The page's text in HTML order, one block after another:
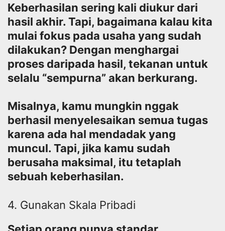
Keberhasilan sering kali diukur dari
hasil akhir. Tapi, bagaimana kalau kita
mulai fokus pada usaha yang sudah
dilakukan? Dengan menghargai
proses daripada hasil, tekanan untuk
selalu “sempurna” akan berkurang.
Misalnya, kamu mungkin nggak
berhasil menyelesaikan semua tugas
karena ada hal mendadak yang
muncul. Tapi, jika kamu sudah
berusaha maksimal, itu tetaplah
sebuah keberhasilan.
4. Gunakan Skala Pribadi